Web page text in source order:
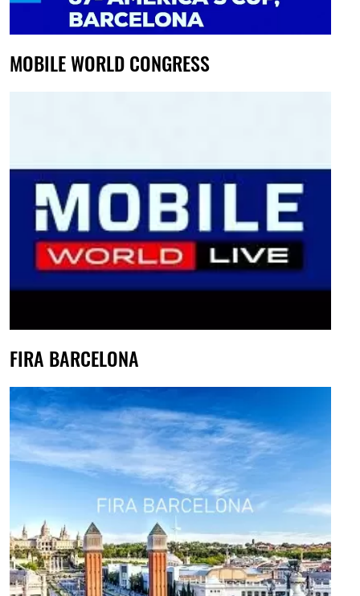
MOBILE WORLD CONGRESS
FIRA BARCELONA